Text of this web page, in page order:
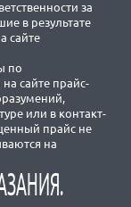
за
в результате
сайте
по
сайте прайс-
или в контакт-
прайс не
на